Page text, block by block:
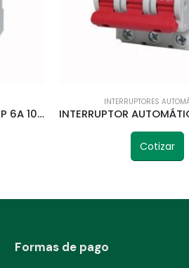
INTERRUPTOR AUTOMÁTICO 3P 6A 10KA CURVA C STECK
INTERRUPTORES
Cotizar
Formas de pago